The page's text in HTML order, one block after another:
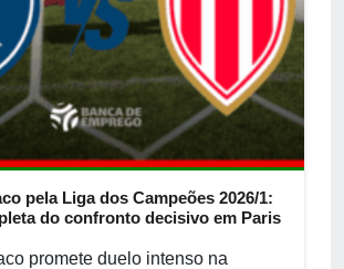
pela Liga dos Campeões 2026/1:
do confronto decisivo em Paris
promete duelo intenso na